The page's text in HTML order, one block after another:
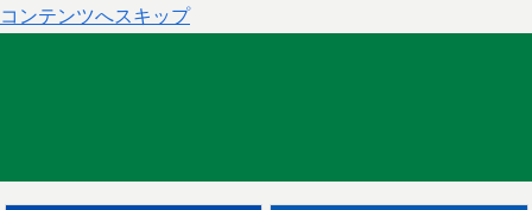
コンテンツへスキップ